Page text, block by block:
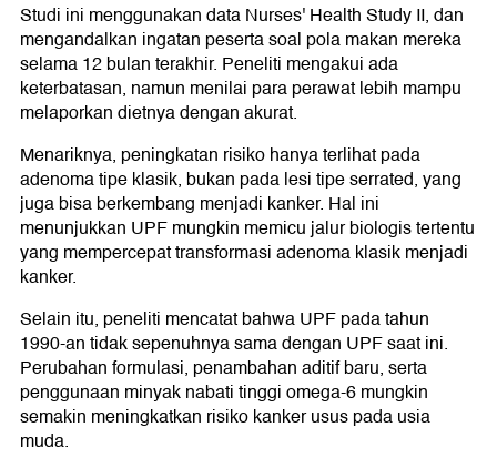
Studi ini menggunakan data Nurses' Health Study II, dan
mengandalkan ingatan peserta soal pola makan mereka
selama 12 bulan terakhir. Peneliti mengakui ada
keterbatasan, namun menilai para perawat lebih mampu
melaporkan dietnya dengan akurat.
Menariknya, peningkatan risiko hanya terlihat pada
adenoma tipe klasik, bukan pada lesi tipe serrated, yang
juga bisa berkembang menjadi kanker. Hal ini
menunjukkan UPF mungkin memicu jalur biologis tertentu
yang mempercepat transformasi adenoma klasik menjadi
kanker.
Selain itu, peneliti mencatat bahwa UPF pada tahun
1990-an tidak sepenuhnya sama dengan UPF saat ini.
Perubahan formulasi, penambahan aditif baru, serta
penggunaan minyak nabati tinggi omega-6 mungkin
semakin meningkatkan risiko kanker usus pada usia
muda.